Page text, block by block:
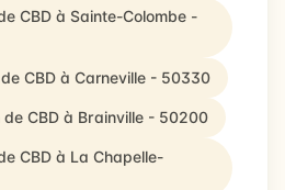
CBD à Sainte-Colombe -
CBD à Carneville - 50330
CBD à Brainville - 50200
CBD à La Chapelle-